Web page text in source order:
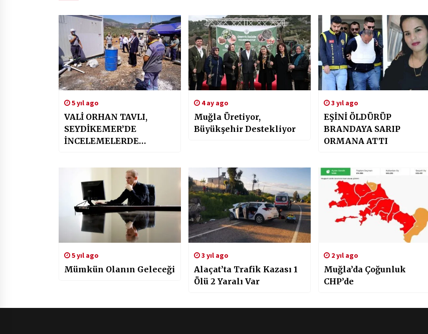
5 yıl ago
VALİ ORHAN TAVLI,
SEYDİKEMER’DE
İNCELEMELERDE
4 ay ago
Muğla Üretiyor,
Büyükşehir Destekliyor
3 yıl ago
EŞİNİ ÖLDÜRÜP
BRANDAYA SARIP
ORMANA ATTI
5 yıl ago
Mümkün Olanın Geleceği
3 yıl ago
Alaçat’ta Trafik Kazası 1
Ölü 2 Yaralı Var
2 yıl ago
Muğla’da Çoğunluk
CHP’de